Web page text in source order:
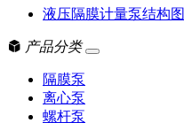
液压隔膜计量泵结构图
产品分类
隔膜泵
离心泵
螺杆泵